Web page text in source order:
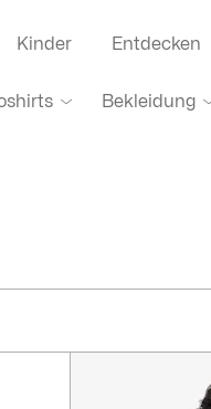
Bekleidung
Kinder Entdecken